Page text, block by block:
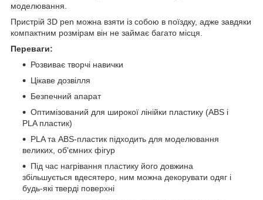
моделювання.
Пристрій 3D pen можна взяти із собою в поїздку, адже завдяки
компактним розмірам він не займає багато місця.
Переваги:
Розвиває творчі навички
Цікаве дозвілля
Безпечний апарат
Оптимізований для широкої лінійки пластику (ABS і
PLA пластик)
PLA та ABS-пластик підходить для моделювання
великих, об'ємних фігур
Під час нагрівання пластику його довжина
збільшується вдесятеро, ним можна декорувати одяг і
будь-які тверді поверхні